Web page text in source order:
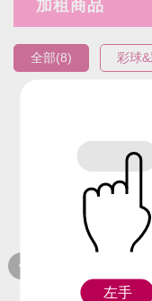
加租商品
全部(8) 彩球
編號：9307
左手